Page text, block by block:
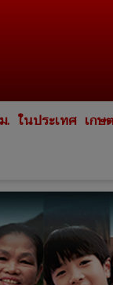
. ในประเทศ เกษ